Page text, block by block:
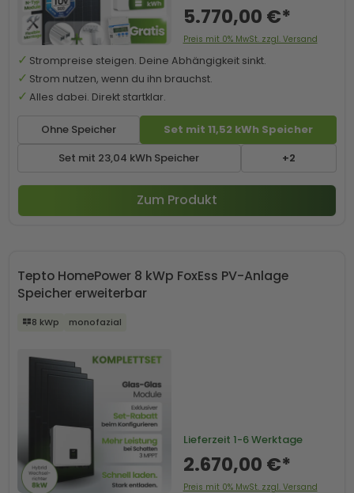
Ohne Speicher
Set mit 11,52 kWh Speicher
Set mit 23,04 kWh Speicher
+2
5.770,00 €*
Preis mit 0% MwSt. zzgl. Versand
Strompreise steigen. Deine Abhängigkeit sinkt.
Strom nutzen, wenn du ihn brauchst.
Alles dabei. Direkt startklar.
Zum Produkt
Tepto HomePower 8 kWp FoxEss PV-Anlage
Speicher erweiterbar
8 kWp monofazial
Lieferzeit 1-6 Werktage
2.670,00 €*
Preis mit 0% MwSt. zzgl. Versand